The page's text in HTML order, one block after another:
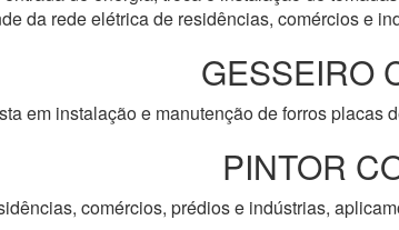
da rede elétrica de residências, comércios e
GESSEIRO
em instalação e manutenção de forros
PINTOR
comércios, prédios e indústrias,